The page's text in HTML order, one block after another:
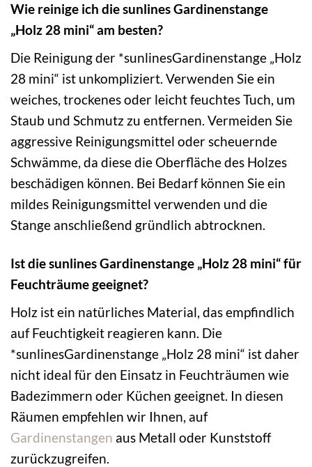
Wie reinige ich die sunlines Gardinenstange
„Holz 28 mini“ am besten?
Die Reinigung der *sunlinesGardinenstange „Holz
28 mini“ ist unkompliziert. Verwenden Sie ein
weiches, trockenes oder leicht feuchtes Tuch, um
Staub und Schmutz zu entfernen. Vermeiden Sie
aggressive Reinigungsmittel oder scheuernde
Schwämme, da diese die Oberfläche des Holzes
beschädigen können. Bei Bedarf können Sie ein
mildes Reinigungsmittel verwenden und die
Stange anschließend gründlich abtrocknen.
Ist die sunlines Gardinenstange „Holz 28 mini“ für
Feuchträume geeignet?
Holz ist ein natürliches Material, das empfindlich
auf Feuchtigkeit reagieren kann. Die
*sunlinesGardinenstange „Holz 28 mini“ ist daher
nicht ideal für den Einsatz in Feuchträumen wie
Badezimmern oder Küchen geeignet. In diesen
Räumen empfehlen wir Ihnen, auf
Gardinenstangen aus Metall oder Kunststoff
zurückzugreifen.